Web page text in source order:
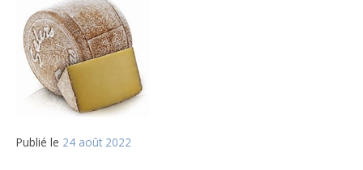
Publié le 24 août 2022